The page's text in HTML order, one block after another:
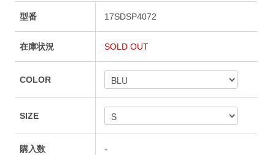
型番 17SDSP4072
在庫状況 SOLD OUT
COLOR
SIZE
購入数 -